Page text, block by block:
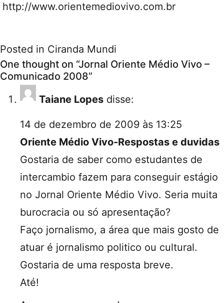
http://www.orientemediovivo.com.br
Posted in Ciranda Mundi
One thought on “Jornal Oriente Médio Vivo –
Comunicado 2008”
Taiane Lopes disse:
14 de dezembro de 2009 às 13:25
Oriente Médio Vivo-Respostas e duvidas
Gostaria de saber como estudantes de
intercambio fazem para conseguir estágio
no Jornal Oriente Médio Vivo. Seria muita
burocracia ou só apresentação?
Faço jornalismo, a área que mais gosto de
atuar é jornalismo politico ou cultural.
Gostaria de uma resposta breve.
Até!